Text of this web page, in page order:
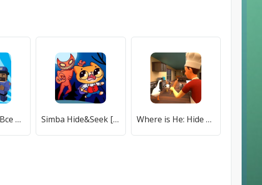
Hide.io [МОД Все открыто] APK Android Simba Hide&Seek [МОД Premium] APK Android Where is He: Hide and Seek (Где он) [МОД Все открыто] APK Android